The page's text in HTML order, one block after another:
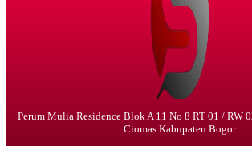
Perum Mulia Residence Blok A 11 No 8 RT 01 / RW
Ciomas Kabupaten Bogor